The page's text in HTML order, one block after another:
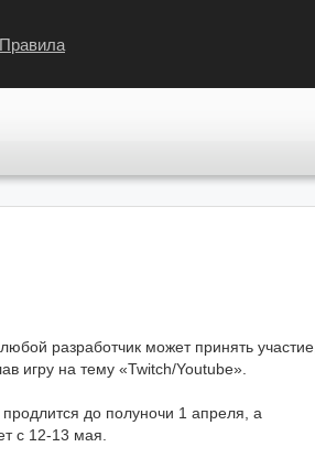
Правила
разработчик может принять участие,
игру на тему «Twitch/Youtube».
до полуночи 1 апреля, а
с 12-13 мая.